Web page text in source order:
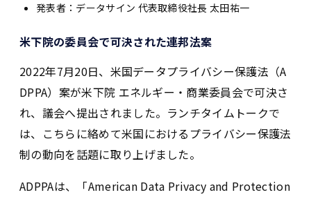
発表者：データサイン 代表取締役社長 太田祐一
米下院の委員会で可決された連邦法案
2022年7月20日、米国データプライバシー保護法（A
DPPA）案が米下院 エネルギー・商業委員会で可決さ
れ、議会へ提出されました。ランチタイムトークで
は、こちらに絡めて米国におけるプライバシー保護法
制の動向を話題に取り上げました。
ADPPAは、「American Data Privacy and Protection